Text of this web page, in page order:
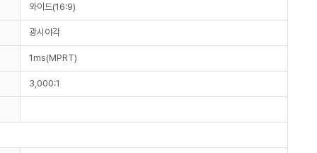
와이드(16:9)
광시야각
1ms(MPRT)
3,000:1